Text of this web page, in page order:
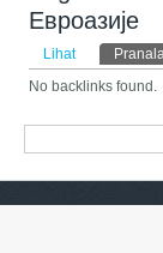
Евроазије
Tab primer
Lihat
No backlinks found.
Form